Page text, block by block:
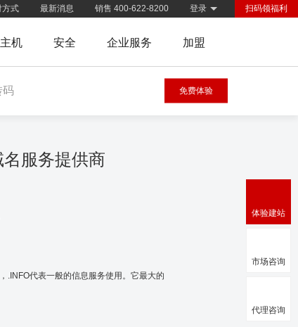
扫码领福利
登录
销售 400-622-8200
最新消息
方式
主机 安全 企业服务 加盟
码 免费体验
名服务提供商
.INFO代表一般的信息服务使用。它最大的
体验建站
市场咨询
代理咨询